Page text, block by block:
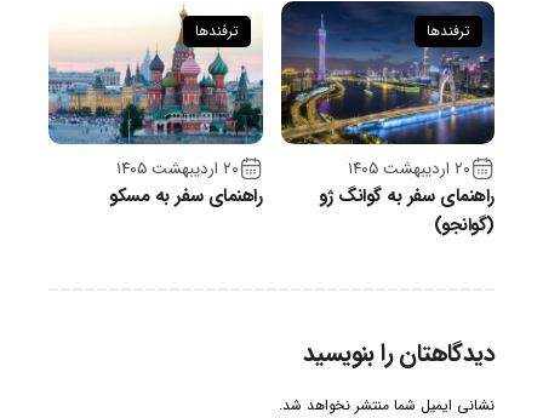
۲۰ اردیبهشت ۱۴۰۵
راهنمای سفر به گوانگ ژو
(گوانجو)
ترفندها
۲۰ اردیبهشت ۱۴۰۵
راهنمای سفر به مسکو
ترفندها
دیدگاهتان را بنویسید
نشانی ایمیل شما منتشر نخواهد شد.